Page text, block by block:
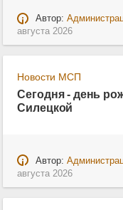
Автор:
августа 2026
Новости МСП
Сегодня - день
Силецкой
Автор:
августа 2026